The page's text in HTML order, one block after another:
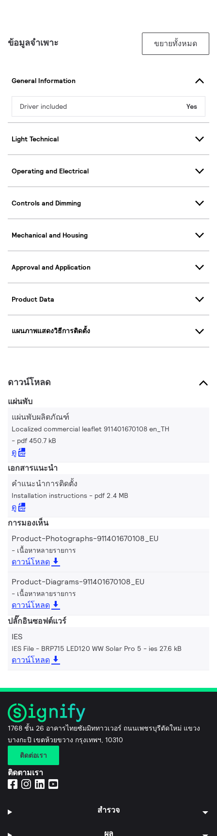
ข้อมูลจำเพาะ ขยายทั้งหมด
General Information
Driver included Yes
Light Technical
Operating and Electrical
Controls and Dimming
Mechanical and Housing
Approval and Application
Product Data
แผนภาพแสดงวิธีการติดตั้ง
ดาวน์โหลด
แผ่นพับ
แผ่นพับผลิตภัณฑ์
Localized commercial leaflet 911401670108 en_TH
pdf 450.7 kB
ดู
เอกสารแนะนำ
คำแนะนำการติดตั้ง
Installation instructions pdf 2.4 MB
ดู
การมองเห็น
Product-Photographs-911401670108_EU
เนื้อหาหลายรายการ
ดาวน์โหลด
Product-Diagrams-911401670108_EU
เนื้อหาหลายรายการ
ดาวน์โหลด
ปลั๊กอินซอฟต์แวร์
IES
IES File - BRP715 LED120 WW Solar Pro 5 ies 27.6 kB
ดาวน์โหลด
1768 ชั้น 26 อาคารไทยซัมมิททาวเวอร์ ถนนเพชรบุรีตัดใหม่ แขวง
บางกะปิ เขตห้วยขวาง กรุงเทพฯ, 10310
ติดต่อเรา
ติดตามเรา
สำรวจ
ผล